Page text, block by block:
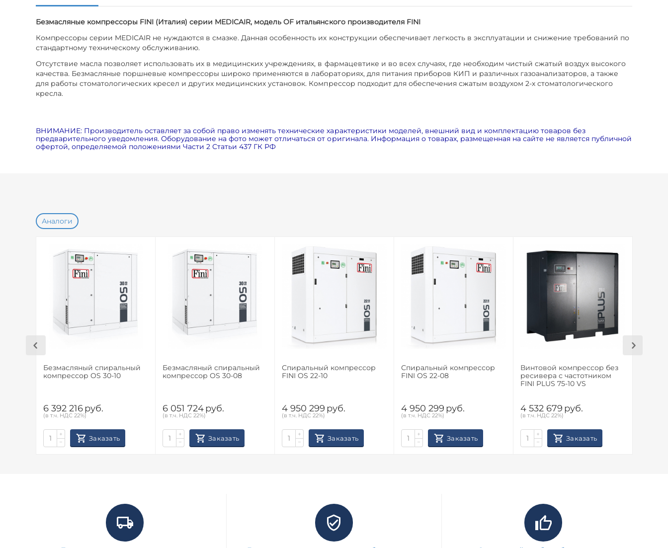
Безмасляные компрессоры FINI (Италия) cерии MEDICAIR, модель OF итальянского производителя FINI
Компрессоры серии MEDICAIR не нуждаются в смазке. Данная особенность их конструкции обеспечивает легкость в эксплуатации и снижение требований по
стандартному техническому обслуживанию.
Отсутствие масла позволяет использовать их в медицинских учреждениях, в фармацевтике и во всех случаях, где необходим чистый сжатый воздух высокого
качества. Безмасляные поршневые компрессоры широко применяются в лабораториях, для питания приборов КИП и различных газоанализаторов, а также
для работы стоматологических кресел и других медицинских установок. Компрессор подходит для обеспечения сжатым воздухом 2-х стоматологического
кресла.
ВНИМАНИЕ: Производитель оставляет за собой право изменять технические характеристики моделей, внешний вид и комплектацию товаров без
предварительного уведомления. Оборудование на фото может отличаться от оригинала. Информация о товарах, размещенная на сайте не является публичной
офертой, определяемой положениями Части 2 Статьи 437 ГК РФ
Аналоги
Безмасляный спиральный
компрессор OS 30-10
6 392 216руб.
(в т.ч. НДС 22%)
+
−
Заказать
Безмасляный спиральный
компрессор OS 30-08
6 051 724руб.
(в т.ч. НДС 22%)
+
−
Заказать
Спиральный компрессор
FINI OS 22-10
4 950 299 руб.
(в т.ч. НДС 22%)
+
−
Заказать
Спиральный компрессор
FINI OS 22-08
4 950 299 руб.
(в т.ч. НДС 22%)
+
−
Заказать
Винтовой компрессор без
ресивера с частотником
FINI PLUS 75-10 VS
4 532 679 руб.
(в т.ч. НДС 22%)
+
−
Заказать